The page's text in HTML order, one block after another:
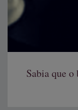
Sabia que